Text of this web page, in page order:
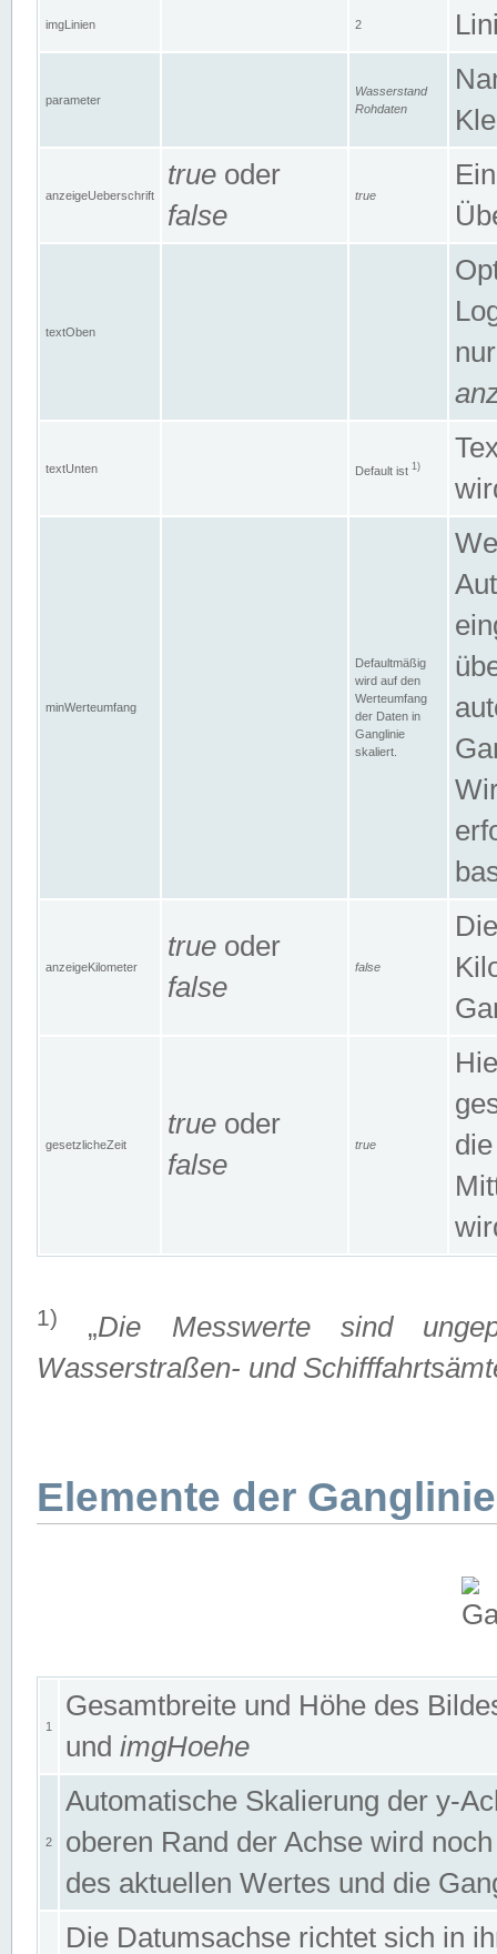
imgLinien 2
parameter
Wasserstand
Rohdaten
anzeigeUeberschrift
true oder
false
true
textOben
textUnten Default ist 1)
minWerteumfang
Defaultmäßig
wird auf den
Werteumfang
der Daten in
Ganglinie
skaliert.
anzeigeKilometer
true oder
false
false
gesetzlicheZeit
true oder
false
true
1) „Die Messwerte sind
Wasserstraßen- und
Elemente der
1
Gesamtbreite und Höhe des
und imgHoehe
2
Automatische Skalierung der y-
oberen Rand der Achse wird
des aktuellen Wertes und die
Die Datumsachse richtet sich in